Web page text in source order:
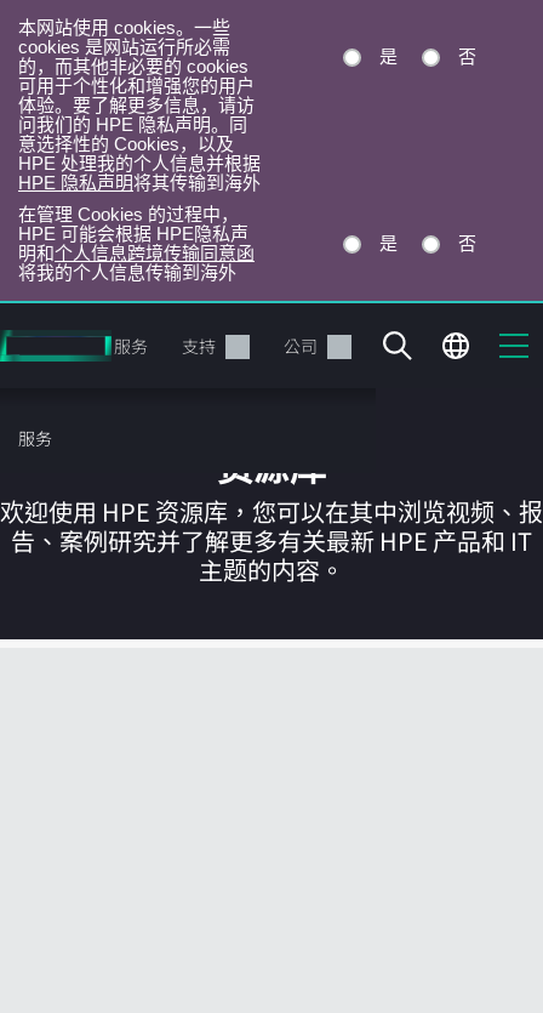
本网站使用 cookies。一些
cookies 是网站运行所必需
的，而其他非必要的 cookies
可用于个性化和增强您的用户
体验。要了解更多信息，请访
问我们的 HPE 隐私声明。同
意选择性的 Cookies，以及
HPE 处理我的个人信息并根据
HPE 隐私声明将其传输到海外
是 否
在管理 Cookies 的过程中，
HPE 可能会根据 HPE隐私声
明和个人信息跨境传输同意函
将我的个人信息传输到海外
是 否
转
到
目
录
服务 支持 公司
服务
您的购物车目前是空的
资源库
欢迎使用 HPE 资源库，您可以在其中浏览视频、报
告、案例研究并了解更多有关最新 HPE 产品和 IT
主题的内容。